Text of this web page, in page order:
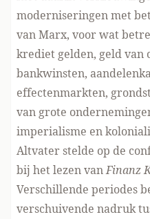
moderniseringen met
van Marx, voor wat
krediet gelden, geld van
bankwinsten,
effectenmarkten,
van grote
imperialisme en
Altvater stelde op de
bij het lezen vanFinanz
Verschillende periodes
verschuivende nadruk